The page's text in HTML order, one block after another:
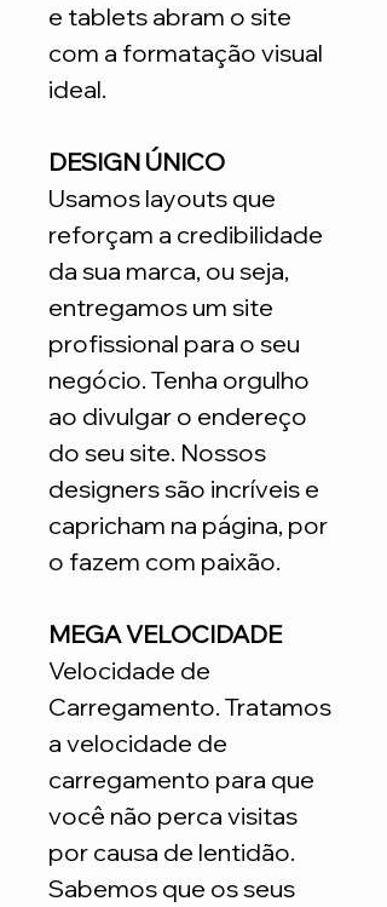
e tablets abram o site
com a formatação visual
ideal.
DESIGN ÚNICO
Usamos layouts que
reforçam a credibilidade
da sua marca, ou seja,
entregamos um site
profissional para o seu
negócio. Tenha orgulho
ao divulgar o endereço
do seu site. Nossos
designers são incríveis e
capricham na página, por
o fazem com paixão.
MEGA VELOCIDADE
Velocidade de
Carregamento. Tratamos
a velocidade de
carregamento para que
você não perca visitas
por causa de lentidão.
Sabemos que os seus